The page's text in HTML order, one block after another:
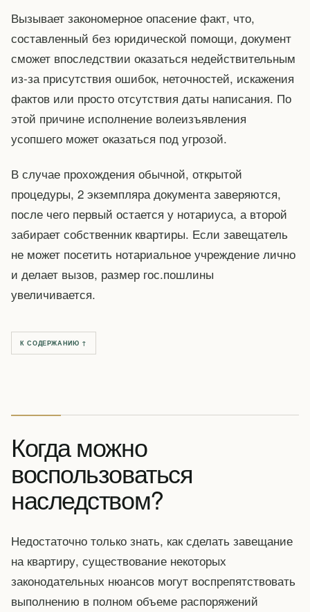
Вызывает закономерное опасение факт, что,
составленный без юридической помощи, документ
сможет впоследствии оказаться недействительным
из-за присутствия ошибок, неточностей, искажения
фактов или просто отсутствия даты написания. По
этой причине исполнение волеизъявления
усопшего может оказаться под угрозой.
В случае прохождения обычной, открытой
процедуры, 2 экземпляра документа заверяются,
после чего первый остается у нотариуса, а второй
забирает собственник квартиры. Если завещатель
не может посетить нотариальное учреждение лично
и делает вызов, размер гос.пошлины
увеличивается.
К СОДЕРЖАНИЮ ↑
Когда можно
воспользоваться
наследством?
Недостаточно только знать, как сделать завещание
на квартиру, существование некоторых
законодательных нюансов могут воспрепятствовать
выполнению в полном объеме распоряжений